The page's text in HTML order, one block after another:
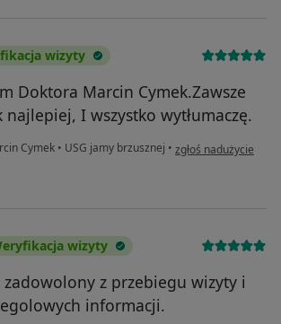
wizyty
Doktora Marcin Cymek.Zawsze
najlepiej, I wszystko wytłumaczę.
Cymek • USG jamy brzusznej • w opinii użytkownika
zgłoś nadużycie
wizyty
zadowolony z przebiegu wizyty i
informacji.